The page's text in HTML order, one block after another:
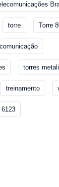
torre Torre
torres
treinamento